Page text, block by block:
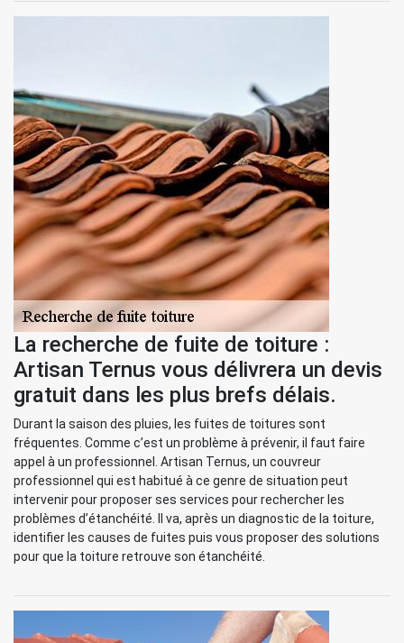
La recherche de fuite de toiture :
Artisan Ternus vous délivrera un devis
gratuit dans les plus brefs délais.
Durant la saison des pluies, les fuites de toitures sont
fréquentes. Comme c’est un problème à prévenir, il faut faire
appel à un professionnel. Artisan Ternus, un couvreur
professionnel qui est habitué à ce genre de situation peut
intervenir pour proposer ses services pour rechercher les
problèmes d’étanchéité. Il va, après un diagnostic de la toiture,
identifier les causes de fuites puis vous proposer des solutions
pour que la toiture retrouve son étanchéité.